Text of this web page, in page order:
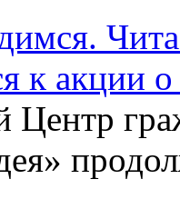
к акции
Центр